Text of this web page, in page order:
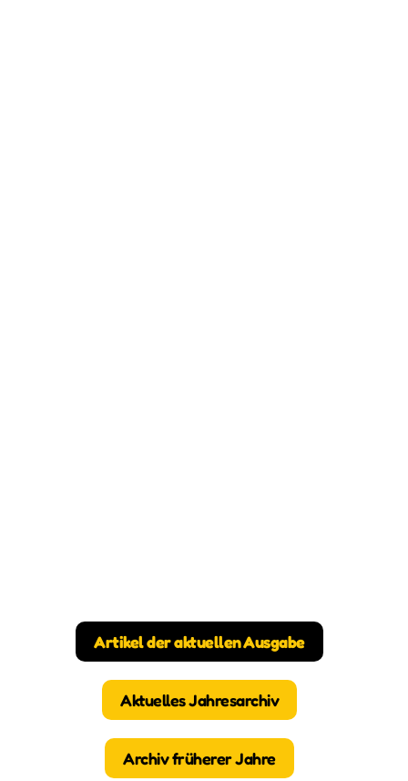
Artikel der aktuellen Ausgabe
Aktuelles Jahresarchiv
Archiv früherer Jahre